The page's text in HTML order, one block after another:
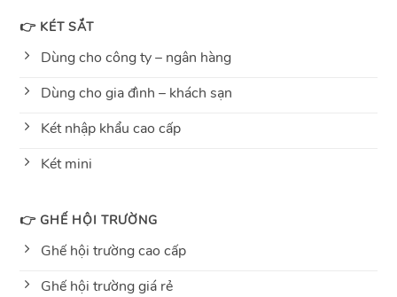
👉 KÉT SẮT
Dùng cho công ty – ngân hàng
Dùng cho gia đình – khách sạn
Két nhập khẩu cao cấp
Két mini
👉 GHẾ HỘI TRƯỜNG
Ghế hội trường cao cấp
Ghế hội trường giá rẻ